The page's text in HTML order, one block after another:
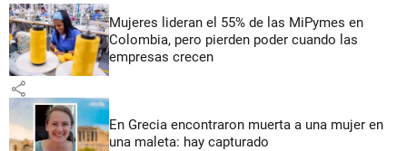
Mujeres lideran el 55% de las MiPymes en
Colombia, pero pierden poder cuando las
empresas crecen
share
En Grecia encontraron muerta a una mujer en
una maleta: hay capturado